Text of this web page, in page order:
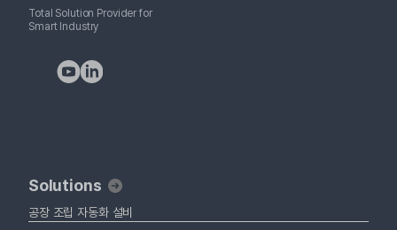
Total Solution Provider for
Smart Industry
Solutions
공장 조립 자동화 설비